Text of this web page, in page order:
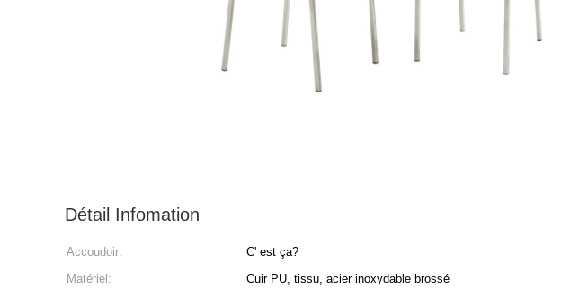
Détail Infomation
Accoudoir: C' est ça?
Matériel:
Cuir PU, tissu, acier inoxydable brossé